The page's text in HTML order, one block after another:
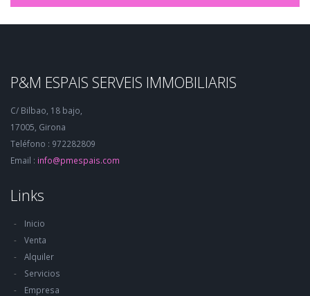
P&M ESPAIS SERVEIS IMMOBILIARIS
C/ Bilbao, 18 bajo,
17005, Girona
Teléfono : 972282809
Email : info@pmespais.com
Links
Inicio
Venta
Alquiler
Servicios
Empresa